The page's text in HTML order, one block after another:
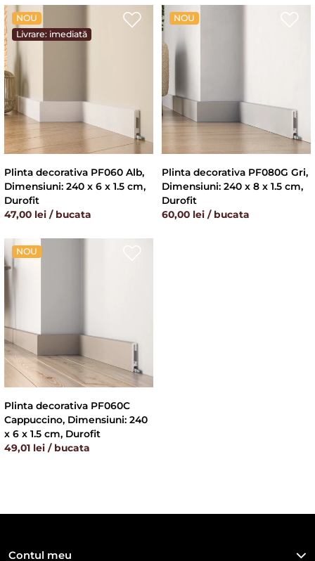
NOU
Livrare: imediată
Plinta decorativa PF060 Alb,
Dimensiuni: 240 x 6 x 1.5 cm,
Durofit
47,00 lei / bucata
NOU
Plinta decorativa PF080G Gri,
Dimensiuni: 240 x 8 x 1.5 cm,
Durofit
60,00 lei / bucata
NOU
Plinta decorativa PF060C
Cappuccino, Dimensiuni: 240
x 6 x 1.5 cm, Durofit
49,01 lei / bucata
Contul meu